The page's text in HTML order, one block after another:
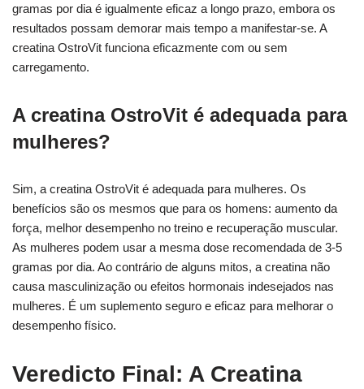
gramas por dia é igualmente eficaz a longo prazo, embora os
resultados possam demorar mais tempo a manifestar-se. A
creatina OstroVit funciona eficazmente com ou sem
carregamento.
A creatina OstroVit é adequada para
mulheres?
Sim, a creatina OstroVit é adequada para mulheres. Os
benefícios são os mesmos que para os homens: aumento da
força, melhor desempenho no treino e recuperação muscular.
As mulheres podem usar a mesma dose recomendada de 3-5
gramas por dia. Ao contrário de alguns mitos, a creatina não
causa masculinização ou efeitos hormonais indesejados nas
mulheres. É um suplemento seguro e eficaz para melhorar o
desempenho físico.
Veredicto Final: A Creatina